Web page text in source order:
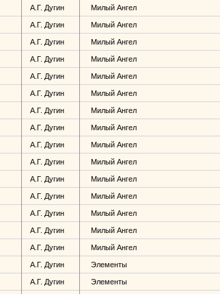
А.Г. Дугин Милый Ангел
А.Г. Дугин Милый Ангел
А.Г. Дугин Милый Ангел
А.Г. Дугин Милый Ангел
А.Г. Дугин Милый Ангел
А.Г. Дугин Милый Ангел
А.Г. Дугин Милый Ангел
А.Г. Дугин Милый Ангел
А.Г. Дугин Милый Ангел
А.Г. Дугин Милый Ангел
А.Г. Дугин Милый Ангел
А.Г. Дугин Милый Ангел
А.Г. Дугин Милый Ангел
А.Г. Дугин Милый Ангел
А.Г. Дугин Милый Ангел
А.Г. Дугин Элементы
А.Г. Дугин Элементы